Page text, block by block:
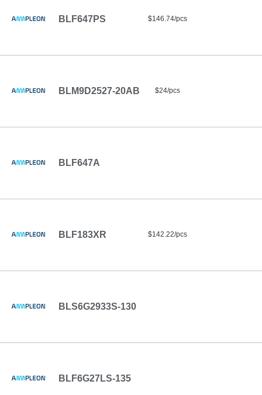
BLF647PS $146.74/pcs
BLM9D2527-20AB $24/pcs
BLF647A
BLF183XR $142.22/pcs
BLS6G2933S-130
BLF6G27LS-135